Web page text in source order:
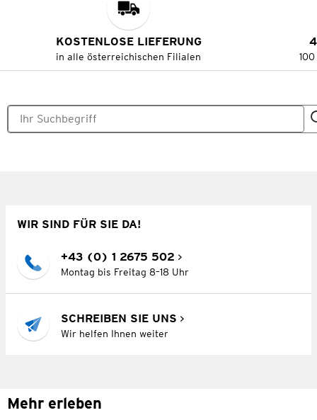
KOSTENLOSE LIEFERUNG
in alle österreichischen Filialen
WIR SIND FÜR SIE DA!
+43 (0) 1 2675 502
Montag bis Freitag 8–18 Uhr
SCHREIBEN SIE UNS
Wir helfen Ihnen weiter
Mehr erleben